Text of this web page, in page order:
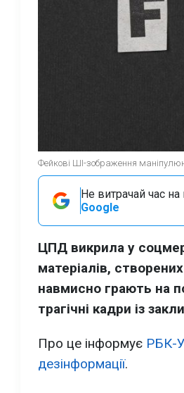
Фейкові ШІ-зображення
Не витрачай час
Google
ЦПД викрила у
матеріалів,
навмисно грають на
трагічні кадри із
Про це інформує РБК-
дезінформації.